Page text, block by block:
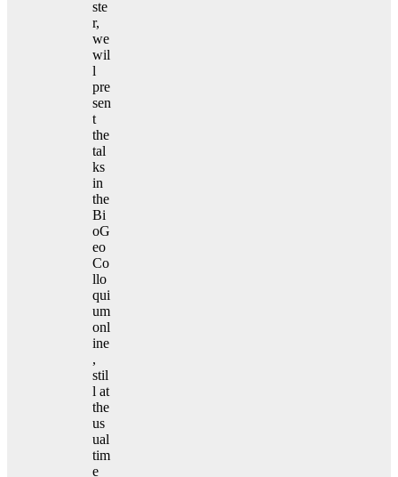
ste
r,
we
wil
l
pre
sen
t
the
tal
ks
in
the
Bi
oG
eo
Co
llo
qui
um
onl
ine
,
stil
l at
the
us
ual
tim
e